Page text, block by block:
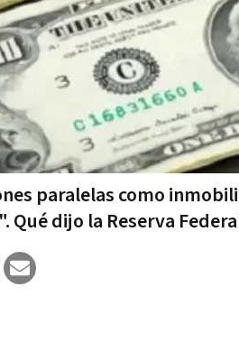
paralelas como
Qué dijo la Reserva